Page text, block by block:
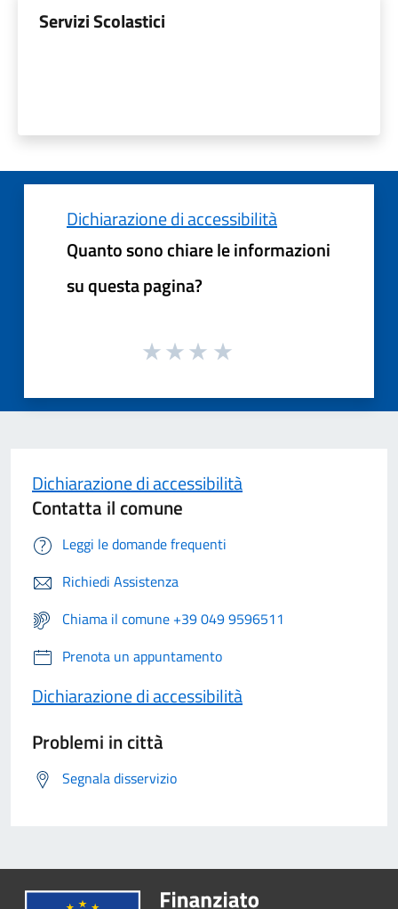
Servizi Scolastici
Dichiarazione di accessibilità
Quanto sono chiare le informazioni
su questa pagina?
Dichiarazione di accessibilità
Contatta il comune
Leggi le domande frequenti
Richiedi Assistenza
Chiama il comune +39 049 9596511
Prenota un appuntamento
Dichiarazione di accessibilità
Problemi in città
Segnala disservizio